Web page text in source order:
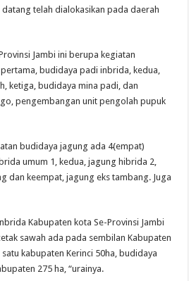
datang telah dialokasikan pada daerah
Jambi ini berupa kegiatan
budidaya padi inbrida, kedua,
ketiga, budidaya mina padi, dan
pengembangan unit pengolah pupuk
budidaya jagung ada 4(empat)
umum 1, kedua, jagung hibrida 2,
dan keempat, jagung eks tambang. Juga
Kabupaten kota Se-Provinsi Jambi
sawah ada pada sembilan Kabupaten
kabupaten Kerinci 50ha, budidaya
275 ha, “urainya.